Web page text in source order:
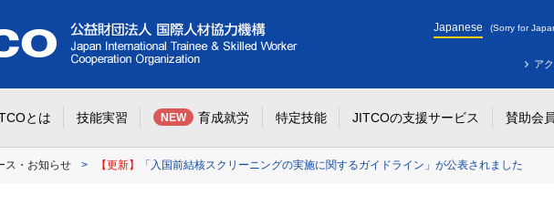
Japanese (Sorry for
ア
とは 技能実習 NEW 育成就労 特定技能 JITCOの支援サービス 賛助会
ス・お知らせ 【更新】 「入国前結核スクリーニングの実施に関するガイドライン」が公表されました